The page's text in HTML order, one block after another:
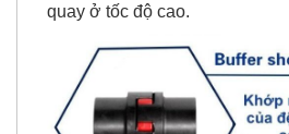
trường ẩm ướt. Với khả năng